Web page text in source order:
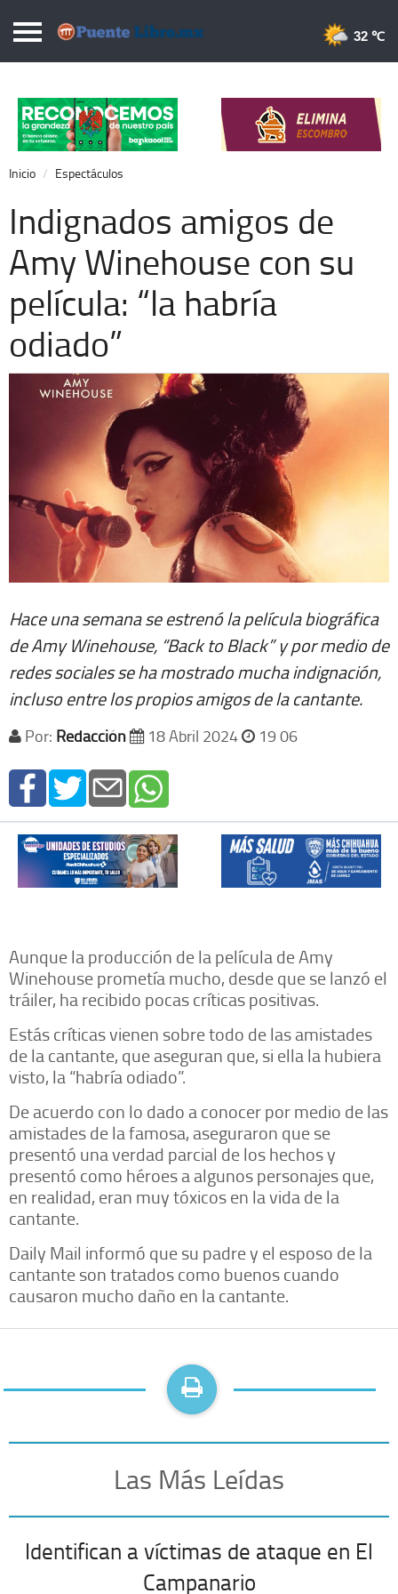
Puentelibre.mx
Local
Nacional
Opinión
Cronos
Economía
Espectáculos
Deportes
Extra +
32 ℃
Inicio Espectáculos
Indignados amigos de
Amy Winehouse con su
película: “la habría
odiado”
Hace una semana se estrenó la película biográfica
de Amy Winehouse, “Back to Black” y por medio de
redes sociales se ha mostrado mucha indignación,
incluso entre los propios amigos de la cantante.
Por: Redacción 18 Abril 2024 19 06
Aunque la producción de la película de Amy
Winehouse prometía mucho, desde que se lanzó el
tráiler, ha recibido pocas críticas positivas.
Estás críticas vienen sobre todo de las amistades
de la cantante, que aseguran que, si ella la hubiera
visto, la “habría odiado”.
De acuerdo con lo dado a conocer por medio de las
amistades de la famosa, aseguraron que se
presentó una verdad parcial de los hechos y
presentó como héroes a algunos personajes que,
en realidad, eran muy tóxicos en la vida de la
cantante.
Daily Mail informó que su padre y el esposo de la
cantante son tratados como buenos cuando
causaron mucho daño en la cantante.
Las Más Leídas
Identifican a víctimas de ataque en El
Campanario